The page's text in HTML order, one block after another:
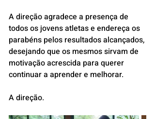
A direção agradece a presença de
todos os jovens atletas e endereça os
parabéns pelos resultados alcançados,
desejando que os mesmos sirvam de
motivação acrescida para querer
continuar a aprender e melhorar.
A direção.